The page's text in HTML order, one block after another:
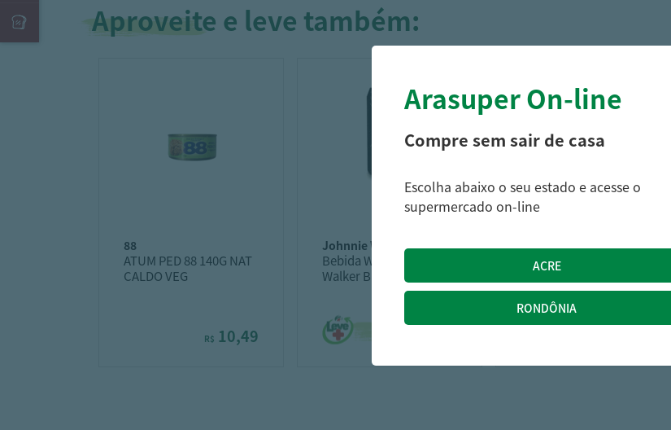
Aproveite e leve também:
88
ATUM PED 88 140G NAT
CALDO VEG
R$ 10,49
johnnie walker
Bebida Whisky Johnnie
Walker Black Label 1L
213,39
campari
Bebida Bitter Campari
998ml
Arasuper On-line
Compre sem sair de casa
Escolha abaixo o seu estado e acesse o
supermercado on-line